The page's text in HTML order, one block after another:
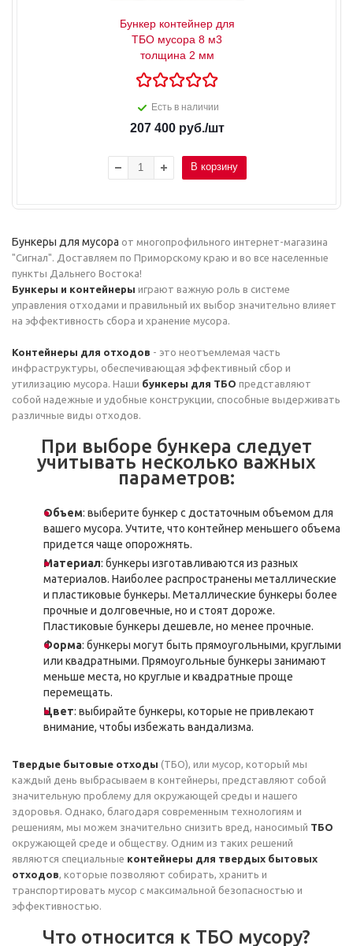
Бункер контейнер для
ТБО мусора 8 м3
толщина 2 мм
Есть в наличии
207 400руб./шт
В корзину
Бункеры для мусора от многопрофильного интернет-магазина
"Сигнал". Доставляем по Приморскому краю и во все населенные
пункты Дальнего Востока!
Бункеры и контейнеры играют важную роль в системе
управления отходами и правильный их выбор значительно влияет
на эффективность сбора и хранение мусора.
Контейнеры для отходов - это неотъемлемая часть
инфраструктуры, обеспечивающая эффективный сбор и
утилизацию мусора. Наши бункеры для ТБО представляют
собой надежные и удобные конструкции, способные выдерживать
различные виды отходов.
При выборе бункера следует
учитывать несколько важных
параметров:
Объем: выберите бункер с достаточным объемом для
вашего мусора. Учтите, что контейнер меньшего объема
придется чаще опорожнять.
Материал: бункеры изготавливаются из разных
материалов. Наиболее распространены металлические
и пластиковые бункеры. Металлические бункеры более
прочные и долговечные, но и стоят дороже.
Пластиковые бункеры дешевле, но менее прочные.
Форма: бункеры могут быть прямоугольными, круглыми
или квадратными. Прямоугольные бункеры занимают
меньше места, но круглые и квадратные проще
перемещать.
Цвет: выбирайте бункеры, которые не привлекают
внимание, чтобы избежать вандализма.
Твердые бытовые отходы (ТБО), или мусор, который мы
каждый день выбрасываем в контейнеры, представляют собой
значительную проблему для окружающей среды и нашего
здоровья. Однако, благодаря современным технологиям и
решениям, мы можем значительно снизить вред, наносимый ТБО
окружающей среде и обществу. Одним из таких решений
являются специальные контейнеры для твердых бытовых
отходов , которые позволяют собирать, хранить и
транспортировать мусор с максимальной безопасностью и
эффективностью.
Что относится к ТБО мусору?